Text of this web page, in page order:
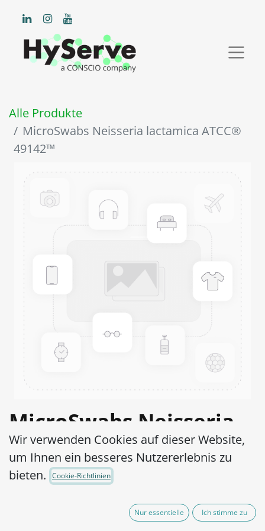
Alle Produkte
MicroSwabs Neisseria lactamica ATCC®
49142™
MicroSwabs Neisseria
lactamica ATCC®
49142™
exkl. MwSt.
Wir verwenden Cookies auf dieser Website,
um Ihnen ein besseres Nutzererlebnis zu
bieten.
Cookie-Richtlinien
Nur essentielle Ich stimme zu